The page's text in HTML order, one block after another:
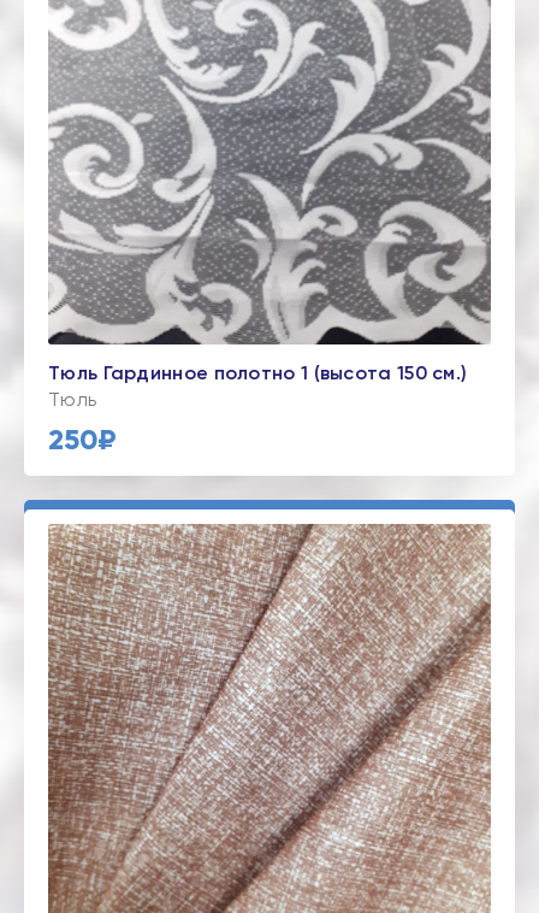
Тюль Гардинное полотно 1 (высота 150 см.)
Тюль
250₽